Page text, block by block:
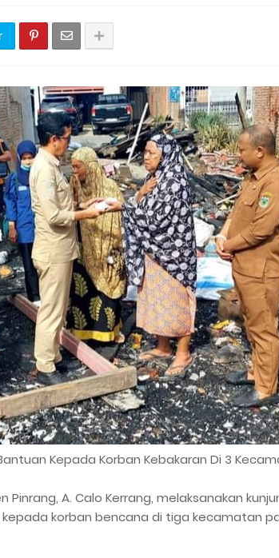
Kepada Korban Kebakaran Di 3
A. Calo Kerrang, melaksanakan
korban bencana di tiga kecamatan